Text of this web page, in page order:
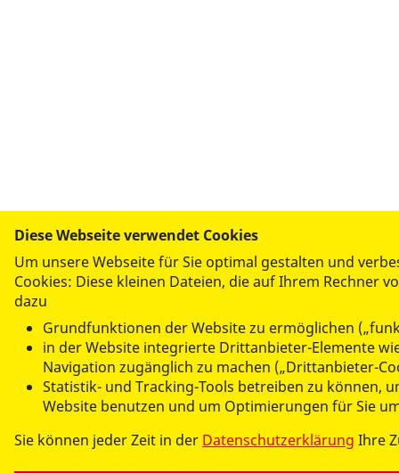
Diese Webseite verwendet Cookies
Um unsere Webseite für Sie optimal gestalten und
Cookies: Diese kleinen Dateien, die auf Ihrem Rechner
dazu
Grundfunktionen der Website zu ermöglichen
in der Website integrierte Drittanbieter-Elemente
Navigation zugänglich zu machen („Drittanbieter-
Statistik- und Tracking-Tools betreiben zu können,
Website benutzen und um Optimierungen für Sie
Sie können jeder Zeit in der Datenschutzerklärung Ihre